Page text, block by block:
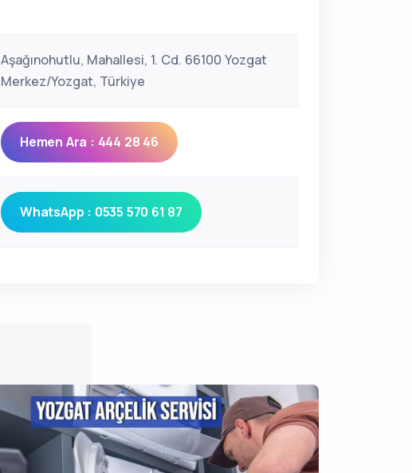
Aşağınohutlu, Mahallesi, 1. Cd. 66100 Yozgat
Merkez/Yozgat, Türkiye
Hemen Ara : 444 28 46
WhatsApp : 0535 570 61 87